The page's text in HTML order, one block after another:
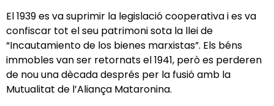
El 1939 es va suprimir la legislació cooperativa i es va
confiscar tot el seu patrimoni sota la llei de
“Incautamiento de los bienes marxistas”. Els béns
immobles van ser retornats el 1941, però es perderen
de nou una dècada després per la fusió amb la
Mutualitat de l’Aliança Mataronina.